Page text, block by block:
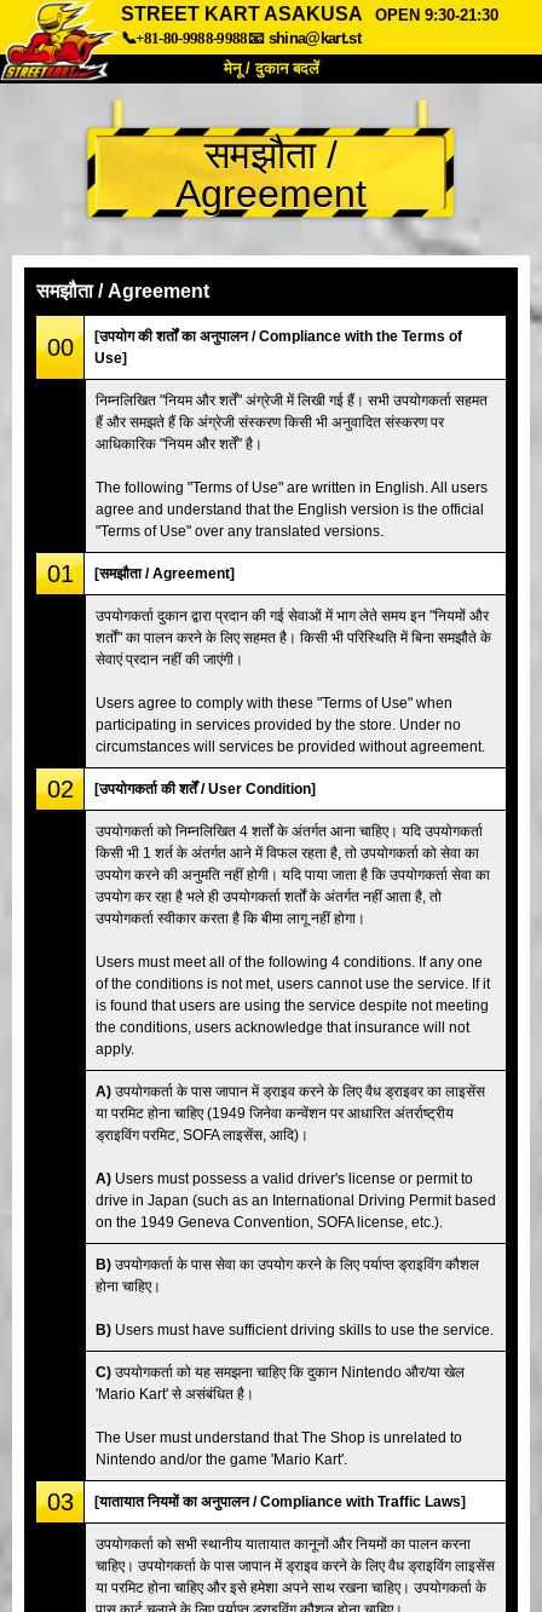
STREET KART ASAKUSA
OPEN 9:30-21:30
📞+81-80-9988-9988📧 shina@kart.st
मेनू / दुकान बदलें
हमारे बारे में विशेषताएँ कीमत
पहुंच वॉयस FAQ
टोक्यो शिनागावा #1
टोक्यो अकीहबारा#2
टोक्यो शिबुया एनेक्स टोक्यो बे
टोक्यो असाकुसा
ओकिनावा
समझौता /
Agreement
समझौता / Agreement
00
[उपयोग की शर्तों का अनुपालन / Compliance with the Terms of
Use]
निम्नलिखित "नियम और शर्तें" अंग्रेजी में लिखी गई हैं। सभी उपयोगकर्ता सहमत
हैं और समझते हैं कि अंग्रेजी संस्करण किसी भी अनुवादित संस्करण पर
आधिकारिक "नियम और शर्तें" है।
The following "Terms of Use" are written in English. All users
agree and understand that the English version is the official
"Terms of Use" over any translated versions.
01 [समझौता / Agreement]
उपयोगकर्ता दुकान द्वारा प्रदान की गई सेवाओं में भाग लेते समय इन "नियमों और
शर्तों" का पालन करने के लिए सहमत है। किसी भी परिस्थिति में बिना समझौते के
सेवाएं प्रदान नहीं की जाएंगी।
Users agree to comply with these "Terms of Use" when
participating in services provided by the store. Under no
circumstances will services be provided without agreement.
02 [उपयोगकर्ता की शर्तें / User Condition]
उपयोगकर्ता को निम्नलिखित 4 शर्तों के अंतर्गत आना चाहिए। यदि उपयोगकर्ता
किसी भी 1 शर्त के अंतर्गत आने में विफल रहता है, तो उपयोगकर्ता को सेवा का
उपयोग करने की अनुमति नहीं होगी। यदि पाया जाता है कि उपयोगकर्ता सेवा का
उपयोग कर रहा है भले ही उपयोगकर्ता शर्तों के अंतर्गत नहीं आता है, तो
उपयोगकर्ता स्वीकार करता है कि बीमा लागू नहीं होगा।
Users must meet all of the following 4 conditions. If any one
of the conditions is not met, users cannot use the service. If it
is found that users are using the service despite not meeting
the conditions, users acknowledge that insurance will not
apply.
A) उपयोगकर्ता के पास जापान में ड्राइव करने के लिए वैध ड्राइवर का लाइसेंस
या परमिट होना चाहिए (1949 जिनेवा कन्वेंशन पर आधारित अंतर्राष्ट्रीय
ड्राइविंग परमिट, SOFA लाइसेंस, आदि)।
A) Users must possess a valid driver's license or permit to
drive in Japan (such as an International Driving Permit based
on the 1949 Geneva Convention, SOFA license, etc.).
B) उपयोगकर्ता के पास सेवा का उपयोग करने के लिए पर्याप्त ड्राइविंग कौशल
होना चाहिए।
B) Users must have sufficient driving skills to use the service.
C) उपयोगकर्ता को यह समझना चाहिए कि दुकान Nintendo और/या खेल
'Mario Kart' से असंबंधित है।
The User must understand that The Shop is unrelated to
Nintendo and/or the game 'Mario Kart'.
03 [यातायात नियमों का अनुपालन / Compliance with Traffic Laws]
उपयोगकर्ता को सभी स्थानीय यातायात कानूनों और नियमों का पालन करना
चाहिए। उपयोगकर्ता के पास जापान में ड्राइव करने के लिए वैध ड्राइविंग लाइसेंस
या परमिट होना चाहिए और इसे हमेशा अपने साथ रखना चाहिए। उपयोगकर्ता के